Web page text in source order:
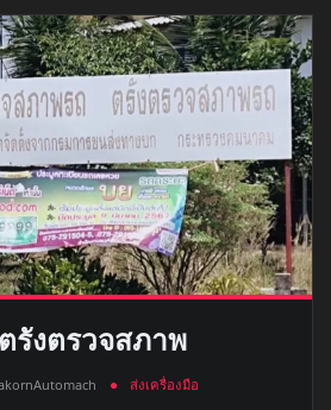
รังตรวจสภาพ
ส่งเครื่องมือ